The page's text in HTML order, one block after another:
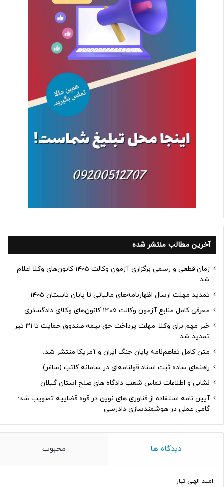
آخرین مطالب منتشر شده
زمان قطعی و رسمی برگزاری آزمون وکالت 1405 کانون‌های وکلا اعلام
شد
تمدید مهلت ارسال اظهارنامه‌های مالیاتی تا پایان تابستان 1405
معرفی کامل منابع آزمون وکالت 1405 کانون‌های وکلای دادگستری
خبر مهم برای وکلا: مهلت پرداخت حق بیمه صندوق حمایت تا ۳۱ تیر
تمدید شد.
متن کامل تفاهم‌نامه پایان جنگ ایران و آمریکا منتشر شد.
راهنمای ساده ثبت اسناد قولنامه‌ای در سامانه کاتب (ساغر)
نشانی و اطلاعات تماس شعب دادگاه های صلح استان گیلان
آیین نامه استفاده از فناوری های نوین در قوه قضاییه تصویب شد:
گامی عملی در هوشمندسازی دادرسی
دیدگاه ها محبوب
امید الهی تبار